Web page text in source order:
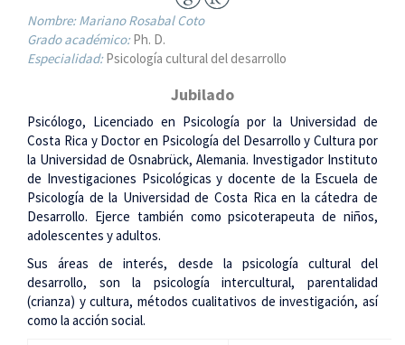
Nombre:Mariano Rosabal Coto
Grado académico:Ph. D.
Especialidad:Psicología cultural del desarrollo
Jubilado
Psicólogo, Licenciado en Psicología por la Universidad de
Costa Rica y Doctor en Psicología del Desarrollo y Cultura por
la Universidad de Osnabrück, Alemania. Investigador Instituto
de Investigaciones Psicológicas y docente de la Escuela de
Psicología de la Universidad de Costa Rica en la cátedra de
Desarrollo. Ejerce también como psicoterapeuta de niños,
adolescentes y adultos.
Sus áreas de interés, desde la psicología cultural del
desarrollo, son la psicología intercultural, parentalidad
(crianza) y cultura, métodos cualitativos de investigación, así
como la acción social.